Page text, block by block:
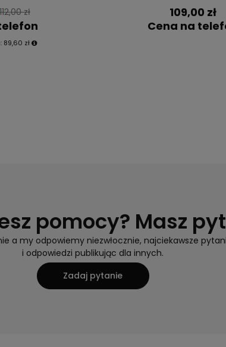
zł
89,60 zł
109,00 zł
Cena na
pomocy? Masz
a my odpowiemy niezwłocznie, najciekawsze
i odpowiedzi publikując dla innych.
Zadaj pytanie